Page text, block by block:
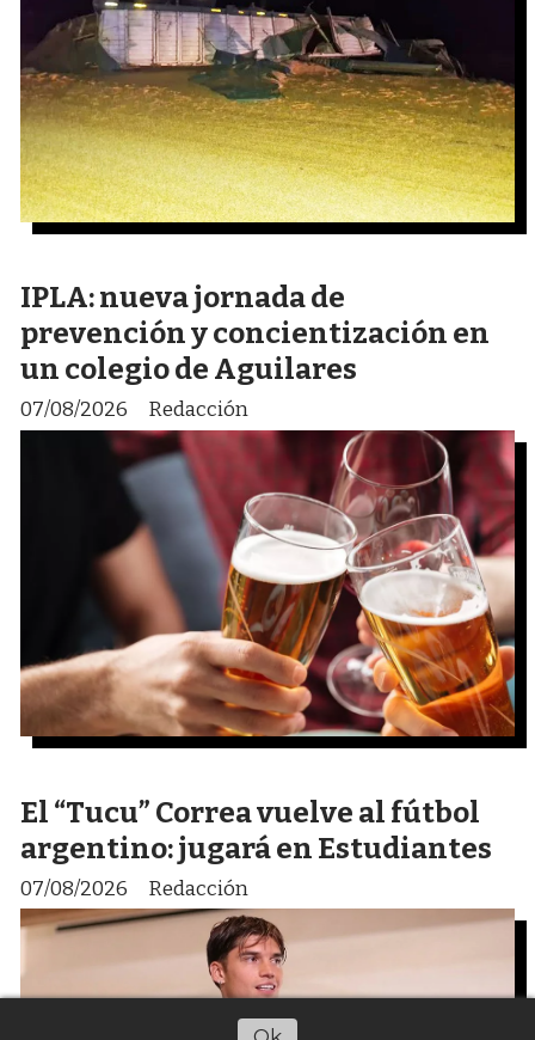
IPLA: nueva jornada de
prevención y concientización en
un colegio de Aguilares
Redacción
07/08/2026
El “Tucu” Correa vuelve al fútbol
argentino: jugará en Estudiantes
Redacción
07/08/2026